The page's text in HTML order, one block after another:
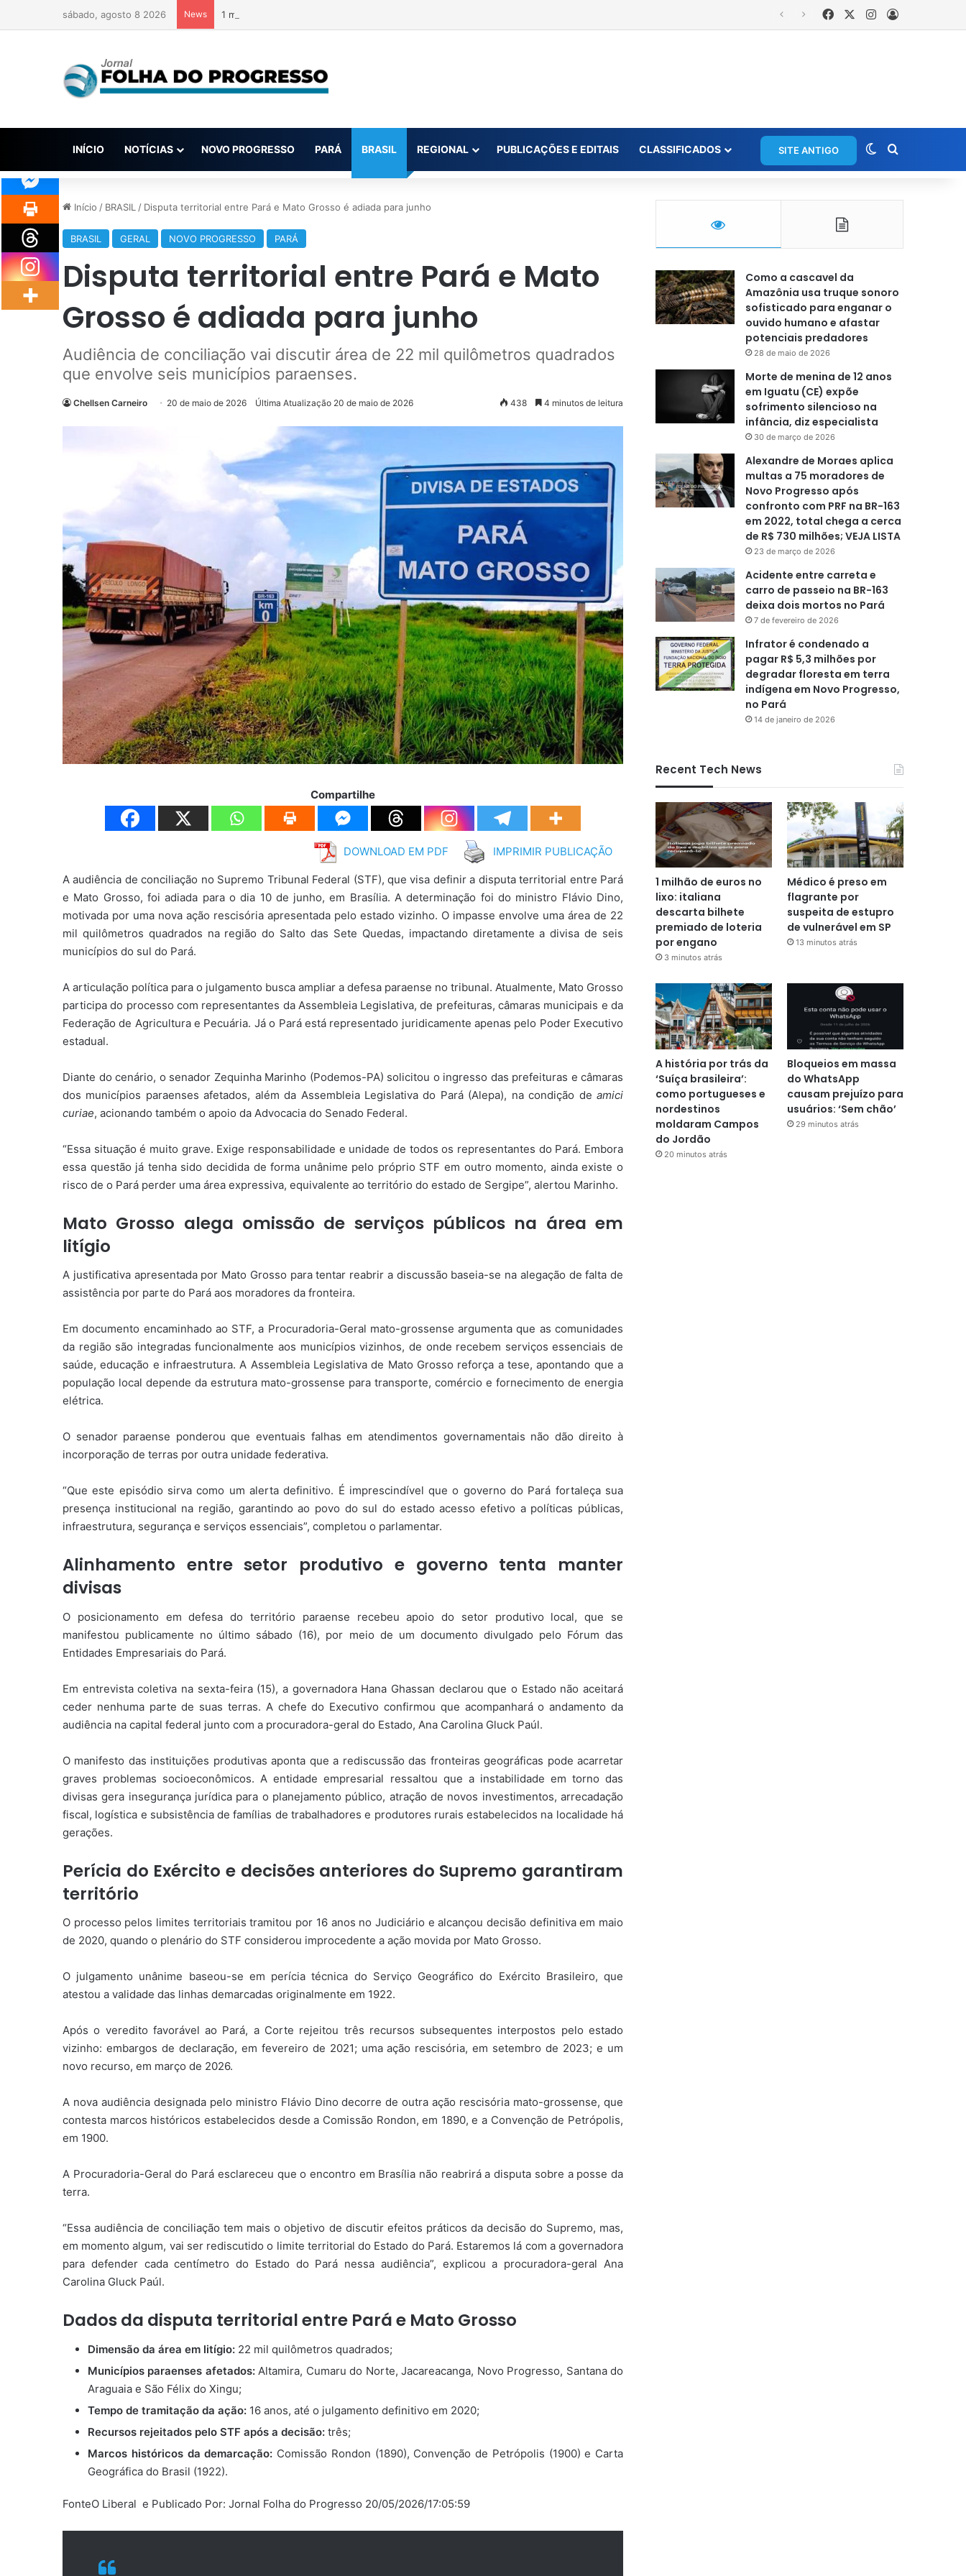
sábado, agosto 8 2026 News 1 milhão de euros no lixo: italiana descarta bilhete premiado de loteria por engano FacebookInstagram
INÍCIO NOTÍCIAS NOVO PROGRESSO PARÁ BRASIL REGIONAL PUBLICAÇÕES E EDITAIS CLASSIFICADOS SITE ANTIGO Switch skin
Início / BRASIL / Disputa territorial entre Pará e Mato Grosso é adiada para junho
BRASIL GERAL NOVO PROGRESSO PARÁ
Disputa territorial entre Pará e Mato
Grosso é adiada para junho
Audiência de conciliação vai discutir área de 22 mil quilômetros quadrados
que envolve seis municípios paraenses.
Chellsen Carneiro 20 de maio de 2026 Última Atualização 20 de maio de 2026 438 4 minutos de leitura
Compartilhe
DOWNLOAD EM PDF IMPRIMIR PUBLICAÇÃO
A audiência de conciliação no Supremo Tribunal Federal (STF), que visa definir a disputa territorial entre Pará
e Mato Grosso, foi adiada para o dia 10 de junho, em Brasília. A determinação foi do ministro Flávio Dino,
motivada por uma nova ação rescisória apresentada pelo estado vizinho. O impasse envolve uma área de 22
mil quilômetros quadrados na região do Salto das Sete Quedas, impactando diretamente a divisa de seis
municípios do sul do Pará.
A articulação política para o julgamento busca ampliar a defesa paraense no tribunal. Atualmente, Mato Grosso
participa do processo com representantes da Assembleia Legislativa, de prefeituras, câmaras municipais e da
Federação de Agricultura e Pecuária. Já o Pará está representado juridicamente apenas pelo Poder Executivo
estadual.
Diante do cenário, o senador Zequinha Marinho (Podemos-PA) solicitou o ingresso das prefeituras e câmaras
dos municípios paraenses afetados, além da Assembleia Legislativa do Pará (Alepa), na condição de amici
curiae, acionando também o apoio da Advocacia do Senado Federal.
“Essa situação é muito grave. Exige responsabilidade e unidade de todos os representantes do Pará. Embora
essa questão já tenha sido decidida de forma unânime pelo próprio STF em outro momento, ainda existe o
risco de o Pará perder uma área expressiva, equivalente ao território do estado de Sergipe”, alertou Marinho.
Mato Grosso alega omissão de serviços públicos na área em
litígio
A justificativa apresentada por Mato Grosso para tentar reabrir a discussão baseia-se na alegação de falta de
assistência por parte do Pará aos moradores da fronteira.
Em documento encaminhado ao STF, a Procuradoria-Geral mato-grossense argumenta que as comunidades
da região são integradas funcionalmente aos municípios vizinhos, de onde recebem serviços essenciais de
saúde, educação e infraestrutura. A Assembleia Legislativa de Mato Grosso reforça a tese, apontando que a
população local depende da estrutura mato-grossense para transporte, comércio e fornecimento de energia
elétrica.
O senador paraense ponderou que eventuais falhas em atendimentos governamentais não dão direito à
incorporação de terras por outra unidade federativa.
“Que este episódio sirva como um alerta definitivo. É imprescindível que o governo do Pará fortaleça sua
presença institucional na região, garantindo ao povo do sul do estado acesso efetivo a políticas públicas,
infraestrutura, segurança e serviços essenciais”, completou o parlamentar.
Alinhamento entre setor produtivo e governo tenta manter
divisas
O posicionamento em defesa do território paraense recebeu apoio do setor produtivo local, que se
manifestou publicamente no último sábado (16), por meio de um documento divulgado pelo Fórum das
Entidades Empresariais do Pará.
Em entrevista coletiva na sexta-feira (15), a governadora Hana Ghassan declarou que o Estado não aceitará
ceder nenhuma parte de suas terras. A chefe do Executivo confirmou que acompanhará o andamento da
audiência na capital federal junto com a procuradora-geral do Estado, Ana Carolina Gluck Paúl.
O manifesto das instituições produtivas aponta que a rediscussão das fronteiras geográficas pode acarretar
graves problemas socioeconômicos. A entidade empresarial ressaltou que a instabilidade em torno das
divisas gera insegurança jurídica para o planejamento público, atração de novos investimentos, arrecadação
fiscal, logística e subsistência de famílias de trabalhadores e produtores rurais estabelecidos na localidade há
gerações.
Perícia do Exército e decisões anteriores do Supremo garantiram
território
O processo pelos limites territoriais tramitou por 16 anos no Judiciário e alcançou decisão definitiva em maio
de 2020, quando o plenário do STF considerou improcedente a ação movida por Mato Grosso.
O julgamento unânime baseou-se em perícia técnica do Serviço Geográfico do Exército Brasileiro, que
atestou a validade das linhas demarcadas originalmente em 1922.
Após o veredito favorável ao Pará, a Corte rejeitou três recursos subsequentes interpostos pelo estado
vizinho: embargos de declaração, em fevereiro de 2021; uma ação rescisória, em setembro de 2023; e um
novo recurso, em março de 2026.
A nova audiência designada pelo ministro Flávio Dino decorre de outra ação rescisória mato-grossense, que
contesta marcos históricos estabelecidos desde a Comissão Rondon, em 1890, e a Convenção de Petrópolis,
em 1900.
A Procuradoria-Geral do Pará esclareceu que o encontro em Brasília não reabrirá a disputa sobre a posse da
terra.
“Essa audiência de conciliação tem mais o objetivo de discutir efeitos práticos da decisão do Supremo, mas,
em momento algum, vai ser rediscutido o limite territorial do Estado do Pará. Estaremos lá com a governadora
para defender cada centímetro do Estado do Pará nessa audiência”, explicou a procuradora-geral Ana
Carolina Gluck Paúl.
Dados da disputa territorial entre Pará e Mato Grosso
Dimensão da área em litígio: 22 mil quilômetros quadrados;
Municípios paraenses afetados:Altamira, Cumaru do Norte, Jacareacanga, Novo Progresso, Santana do
Araguaia e São Félix do Xingu;
Tempo de tramitação da ação: 16 anos, até o julgamento definitivo em 2020;
Recursos rejeitados pelo STF após a decisão: três;
Marcos históricos da demarcação: Comissão Rondon (1890), Convenção de Petrópolis (1900) e Carta
Geográfica do Brasil (1922).
FonteO Liberal e Publicado Por: Jornal Folha do Progresso 20/05/2026/17:05:59
Como a cascavel da
Amazônia usa truque sonoro
sofisticado para enganar o
ouvido humano e afastar
potenciais predadores
28 de maio de 2026
Morte de menina de 12 anos
em Iguatu (CE) expõe
sofrimento silencioso na
infância, diz especialista
30 de março de 2026
Alexandre de Moraes aplica
multas a 75 moradores de
Novo Progresso após
confronto com PRF na BR-163
em 2022, total chega a cerca
de R$ 730 milhões; VEJA LISTA
23 de março de 2026
Acidente entre carreta e
carro de passeio na BR-163
deixa dois mortos no Pará
7 de fevereiro de 2026
Infrator é condenado a
pagar R$ 5,3 milhões por
degradar floresta em terra
indígena em Novo Progresso,
no Pará
14 de janeiro de 2026
Recent Tech News
1 milhão de euros no
lixo: italiana
descarta bilhete
premiado de loteria
por engano
3 minutos atrás
Médico é preso em
flagrante por
suspeita de estupro
de vulnerável em SP
13 minutos atrás
A história por trás da
‘Suíça brasileira’:
como portugueses e
nordestinos
moldaram Campos
do Jordão
20 minutos atrás
Bloqueios em massa
do WhatsApp
causam prejuízo para
usuários: ‘Sem chão’
29 minutos atrás